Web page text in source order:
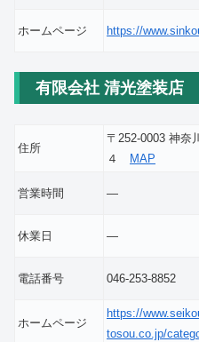
ホームページ https://
有限会社 清光塗装店
住所
〒252-0003 神奈
４
MAP
営業時間 ―
休業日 ―
電話番号 046-253-8852
ホームページ
https://
tosou.co.jp/